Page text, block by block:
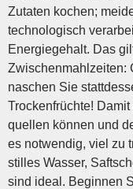
Zutaten kochen;
technologisch
Energie­gehalt. Das
Zwischen­mahlzeiten:
naschen Sie
Trocken­früchte!
quellen können und
es notwendig, viel zu
stilles Wasser,
sind ideal. Beginnen